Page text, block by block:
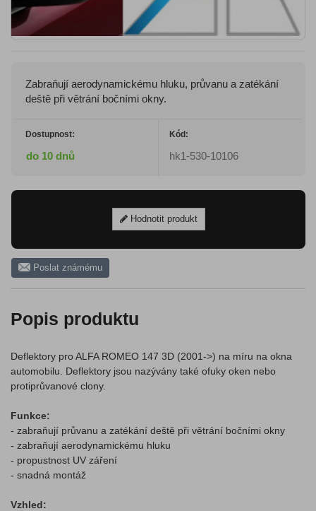
Zabraňují aerodynamickému hluku, průvanu a zatékání
deště při větrání bočními okny.
Dostupnost:
do 10 dnů
Kód:
hk1-530-10106
Hodnotit produkt
Poslat známému
Popis produktu
Deflektory pro ALFA ROMEO 147 3D (2001->) na míru na okna
automobilu. Deflektory jsou nazývány také ofuky oken nebo
protiprůvanové clony.
Funkce:
- zabraňují průvanu a zatékání deště při větrání bočními okny
- zabraňují aerodynamickému hluku
- propustnost UV záření
- snadná montáž
Vzhled: